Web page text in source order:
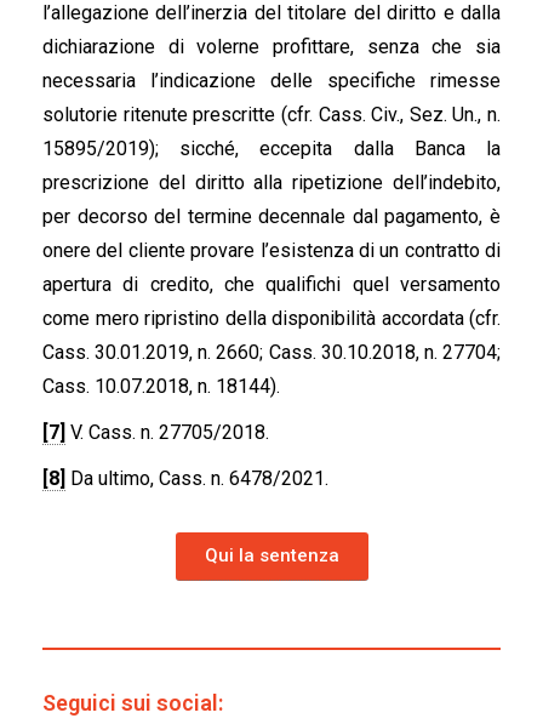
l’allegazione dell’inerzia del titolare del diritto e dalla
dichiarazione di volerne profittare, senza che sia
necessaria l’indicazione delle specifiche rimesse
solutorie ritenute prescritte (cfr. Cass. Civ., Sez. Un., n.
15895/2019); sicché, eccepita dalla Banca la
prescrizione del diritto alla ripetizione dell’indebito,
per decorso del termine decennale dal pagamento, è
onere del cliente provare l’esistenza di un contratto di
apertura di credito, che qualifichi quel versamento
come mero ripristino della disponibilità accordata (cfr.
Cass. 30.01.2019, n. 2660; Cass. 30.10.2018, n. 27704;
Cass. 10.07.2018, n. 18144).
[7] V. Cass. n. 27705/2018.
[8] Da ultimo, Cass. n. 6478/2021.
Qui la sentenza
Seguici sui social: